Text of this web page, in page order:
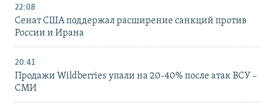
22:08
Сенат США поддержал расширение санкций против
России и Ирана
20:41
Продажи Wildberries упали на 20-40% после атак ВСУ –
СМИ